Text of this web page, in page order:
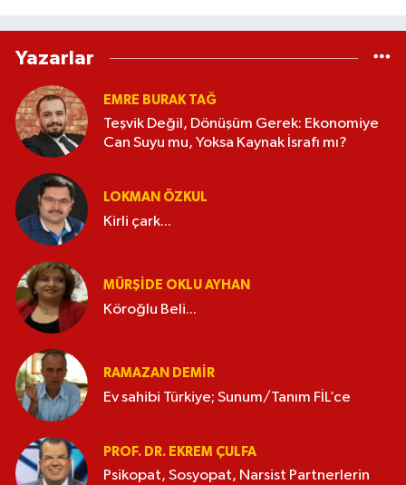
Yazarlar
EMRE BURAK TAĞ
Teşvik Değil, Dönüşüm Gerek: Ekonomiye
Can Suyu mu, Yoksa Kaynak İsrafı mı?
LOKMAN ÖZKUL
Kirli çark...
MÜRŞIDE OKLU AYHAN
Köroğlu Beli...
RAMAZAN DEMİR
Ev sahibi Türkiye; Sunum/Tanım FİL’ce
PROF. DR. EKREM ÇULFA
Psikopat, Sosyopat, Narsist Partnerlerin